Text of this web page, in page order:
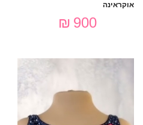
אוקראינה
900 ₪